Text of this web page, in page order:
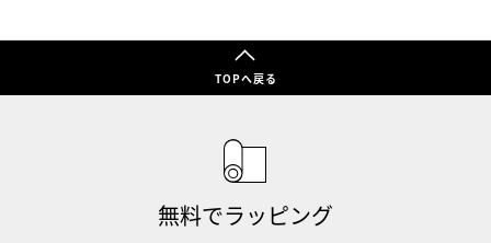
TOPへ戻る
無料でラッピング